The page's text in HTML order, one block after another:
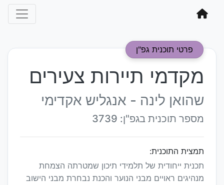
פרטי תוכנית גפ"ן
מקדמי תיירות צעירים
שהואן לינה - אנגליש אקדימי
מספר תוכנית בגפ"ן: 3739
תמצית התוכנית:
תכנית ייחודית של תלמידי תיכון שמטרתה הצמחת
מנהיגים ראויים מבני הנוער והכנת נבחרת מבני הישוב